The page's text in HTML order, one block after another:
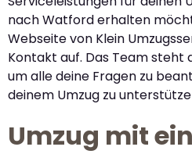
nach Watford erhalten
Webseite von Klein
Kontakt auf. Das Team steht
um alle deine Fragen zu
deinem Umzug zu
Umzug mit